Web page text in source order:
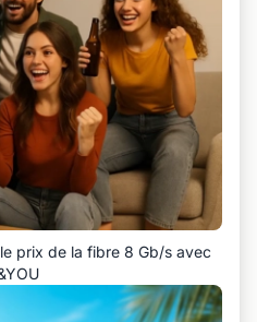
prix de la fibre 8 Gb/s avec